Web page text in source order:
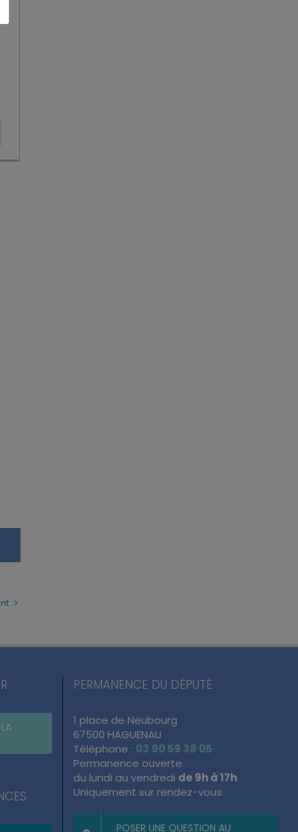
PERMANENCE DU DÉPUTÉ
1 place de Neubourg
67500 HAGUENAU
Téléphone : 03 90 59 38 05
Permanence ouverte
du lundi au vendredi de 9h à 17h
Uniquement sur rendez-vous
POSER UNE QUESTION AU